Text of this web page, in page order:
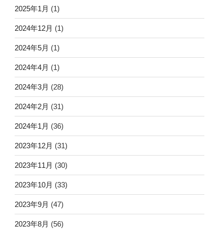
2025年1月 (1)
2024年12月 (1)
2024年5月 (1)
2024年4月 (1)
2024年3月 (28)
2024年2月 (31)
2024年1月 (36)
2023年12月 (31)
2023年11月 (30)
2023年10月 (33)
2023年9月 (47)
2023年8月 (56)